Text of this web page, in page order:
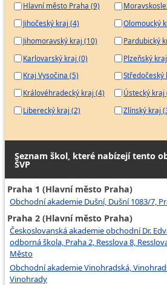
Hlavní město Praha (9)
Jihočeský kraj (4)
Jihomoravský kraj (10)
Karlovarský kraj (0)
Kraj Vysočina (5)
Královéhradecký kraj (4)
Liberecký kraj (2)
Olomoucký
Pardubický
Plzeňský
Středočeský
Ústecký kraj
Zlínský kraj
Seznam škol, které nabízejí tento
ŠVP
Praha 1 (Hlavní město Praha)
Obchodní akademie Dušní, Dušní 1083/7,
Praha 2 (Hlavní město Praha)
Českoslovanská akademie obchodní Dr.
odborná škola, Praha 2, Resslova 8,
Město
Obchodní akademie Vinohradská,
Vinohrady